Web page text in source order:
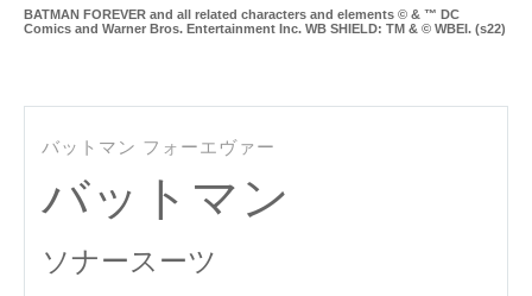
BATMAN FOREVER and all related characters and elements © & ™ DC
Comics and Warner Bros. Entertainment Inc. WB SHIELD: TM & © WBEI. (s22)
バットマン フォーエヴァー
バットマン
ソナースーツ